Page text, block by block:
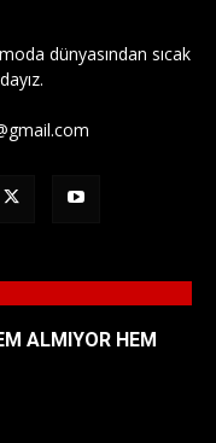
dünyasından sıcak
ALMIYOR HEM